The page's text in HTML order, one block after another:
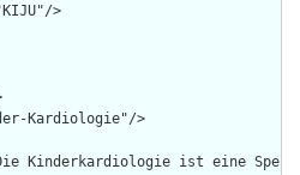
>
Kardiologie"/>
Kinderkardiologie ist eine